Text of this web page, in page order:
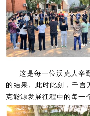
这是每一位沃克人辛
的结果。此时此刻，千言
克能源发展征程中的每一